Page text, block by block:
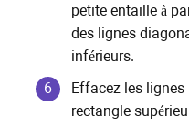
petite entaille à
des lignes
inférieurs.
Effacez les lignes
rectangle